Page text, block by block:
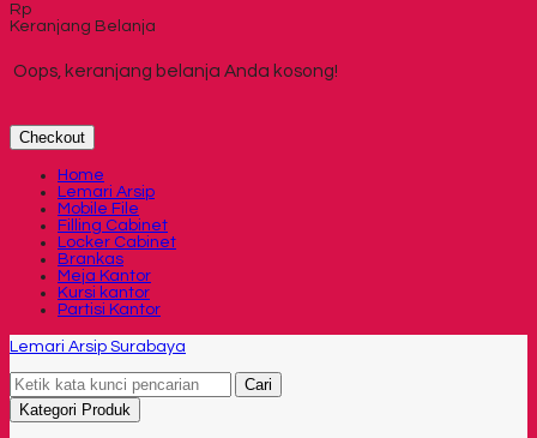
Rp
Keranjang Belanja
Oops, keranjang belanja Anda kosong!
Checkout
Home
Lemari Arsip
Mobile File
Filling Cabinet
Locker Cabinet
Brankas
Meja Kantor
Kursi kantor
Partisi Kantor
Lemari Arsip Surabaya
Cari
Kategori Produk